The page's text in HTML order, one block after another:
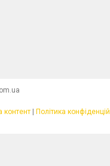
контент | Політика